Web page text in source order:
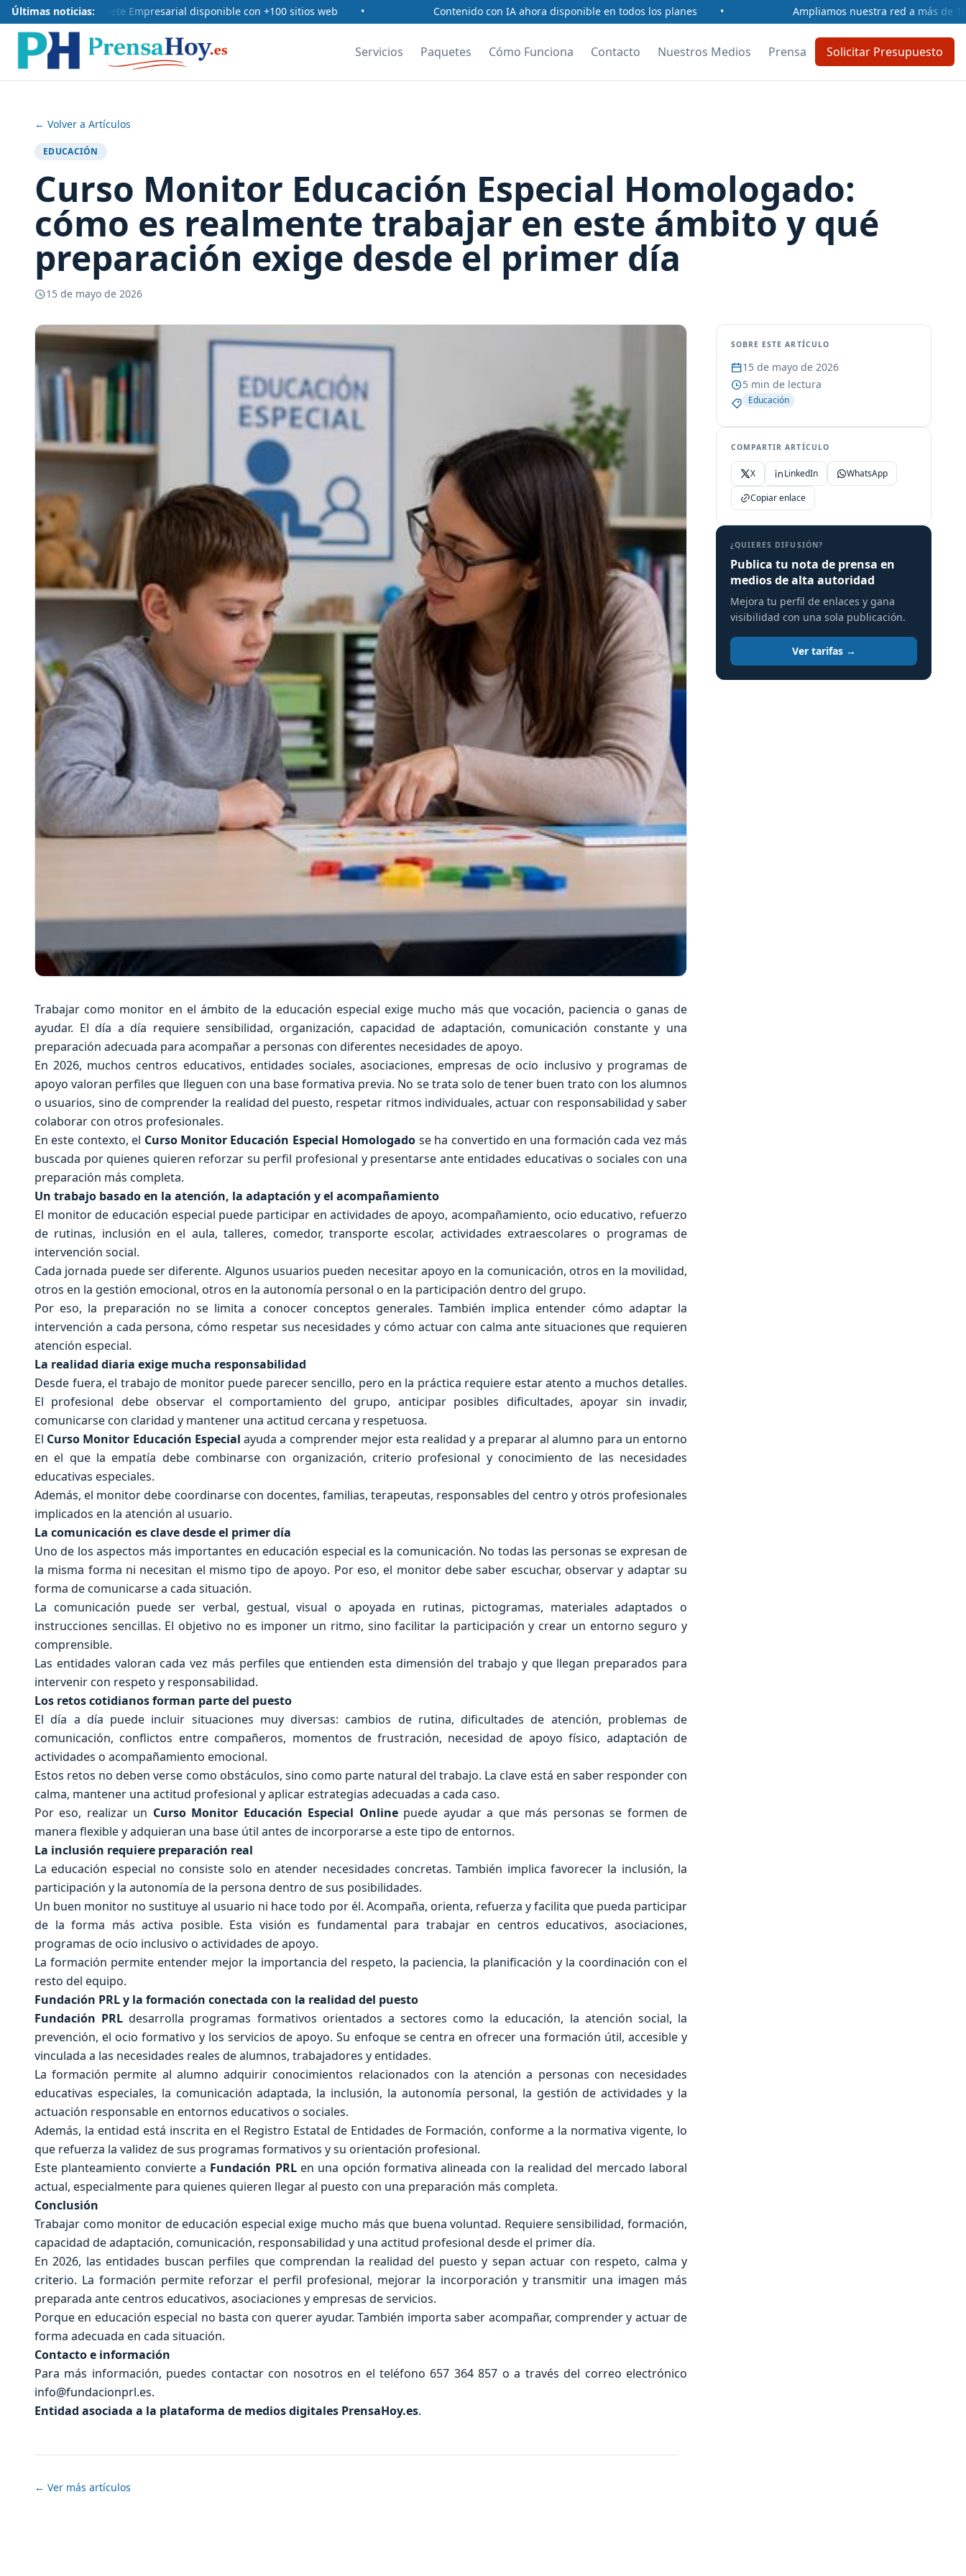
Últimas noticias:
Nuevo paquete Empresarial disponible con +100 sitios web Contenido con IA ahora disponible en todos los planes Ampliamos nuestra red a más de 100
Servicios Paquetes Cómo Funciona Contacto Nuestros Medios Prensa Solicitar Presupuesto
← Volver a Artículos
EDUCACIÓN
Curso Monitor Educación Especial Homologado:
cómo es realmente trabajar en este ámbito y qué
preparación exige desde el primer día
15 de mayo de 2026
Trabajar como monitor en el ámbito de la educación especial exige mucho más que vocación, paciencia o ganas de
ayudar. El día a día requiere sensibilidad, organización, capacidad de adaptación, comunicación constante y una
preparación adecuada para acompañar a personas con diferentes necesidades de apoyo.
En 2026, muchos centros educativos, entidades sociales, asociaciones, empresas de ocio inclusivo y programas de
apoyo valoran perfiles que lleguen con una base formativa previa. No se trata solo de tener buen trato con los alumnos
o usuarios, sino de comprender la realidad del puesto, respetar ritmos individuales, actuar con responsabilidad y saber
colaborar con otros profesionales.
En este contexto, el Curso Monitor Educación Especial Homologado se ha convertido en una formación cada vez más
buscada por quienes quieren reforzar su perfil profesional y presentarse ante entidades educativas o sociales con una
preparación más completa.
Un trabajo basado en la atención, la adaptación y el acompañamiento
El monitor de educación especial puede participar en actividades de apoyo, acompañamiento, ocio educativo, refuerzo
de rutinas, inclusión en el aula, talleres, comedor, transporte escolar, actividades extraescolares o programas de
intervención social.
Cada jornada puede ser diferente. Algunos usuarios pueden necesitar apoyo en la comunicación, otros en la movilidad,
otros en la gestión emocional, otros en la autonomía personal o en la participación dentro del grupo.
Por eso, la preparación no se limita a conocer conceptos generales. También implica entender cómo adaptar la
intervención a cada persona, cómo respetar sus necesidades y cómo actuar con calma ante situaciones que requieren
atención especial.
La realidad diaria exige mucha responsabilidad
Desde fuera, el trabajo de monitor puede parecer sencillo, pero en la práctica requiere estar atento a muchos detalles.
El profesional debe observar el comportamiento del grupo, anticipar posibles dificultades, apoyar sin invadir,
comunicarse con claridad y mantener una actitud cercana y respetuosa.
El Curso Monitor Educación Especial ayuda a comprender mejor esta realidad y a preparar al alumno para un entorno
en el que la empatía debe combinarse con organización, criterio profesional y conocimiento de las necesidades
educativas especiales.
Además, el monitor debe coordinarse con docentes, familias, terapeutas, responsables del centro y otros profesionales
implicados en la atención al usuario.
La comunicación es clave desde el primer día
Uno de los aspectos más importantes en educación especial es la comunicación. No todas las personas se expresan de
la misma forma ni necesitan el mismo tipo de apoyo. Por eso, el monitor debe saber escuchar, observar y adaptar su
forma de comunicarse a cada situación.
La comunicación puede ser verbal, gestual, visual o apoyada en rutinas, pictogramas, materiales adaptados o
instrucciones sencillas. El objetivo no es imponer un ritmo, sino facilitar la participación y crear un entorno seguro y
comprensible.
Las entidades valoran cada vez más perfiles que entienden esta dimensión del trabajo y que llegan preparados para
intervenir con respeto y responsabilidad.
Los retos cotidianos forman parte del puesto
El día a día puede incluir situaciones muy diversas: cambios de rutina, dificultades de atención, problemas de
comunicación, conflictos entre compañeros, momentos de frustración, necesidad de apoyo físico, adaptación de
actividades o acompañamiento emocional.
Estos retos no deben verse como obstáculos, sino como parte natural del trabajo. La clave está en saber responder con
calma, mantener una actitud profesional y aplicar estrategias adecuadas a cada caso.
Por eso, realizar un Curso Monitor Educación Especial Onlinepuede ayudar a que más personas se formen de
manera flexible y adquieran una base útil antes de incorporarse a este tipo de entornos.
La inclusión requiere preparación real
La educación especial no consiste solo en atender necesidades concretas. También implica favorecer la inclusión, la
participación y la autonomía de la persona dentro de sus posibilidades.
Un buen monitor no sustituye al usuario ni hace todo por él. Acompaña, orienta, refuerza y facilita que pueda participar
de la forma más activa posible. Esta visión es fundamental para trabajar en centros educativos, asociaciones,
programas de ocio inclusivo o actividades de apoyo.
La formación permite entender mejor la importancia del respeto, la paciencia, la planificación y la coordinación con el
resto del equipo.
Fundación PRL y la formación conectada con la realidad del puesto
Fundación PRL desarrolla programas formativos orientados a sectores como la educación, la atención social, la
prevención, el ocio formativo y los servicios de apoyo. Su enfoque se centra en ofrecer una formación útil, accesible y
vinculada a las necesidades reales de alumnos, trabajadores y entidades.
La formación permite al alumno adquirir conocimientos relacionados con la atención a personas con necesidades
educativas especiales, la comunicación adaptada, la inclusión, la autonomía personal, la gestión de actividades y la
actuación responsable en entornos educativos o sociales.
Además, la entidad está inscrita en el Registro Estatal de Entidades de Formación, conforme a la normativa vigente, lo
que refuerza la validez de sus programas formativos y su orientación profesional.
Este planteamiento convierte a Fundación PRLen una opción formativa alineada con la realidad del mercado laboral
actual, especialmente para quienes quieren llegar al puesto con una preparación más completa.
Conclusión
Trabajar como monitor de educación especial exige mucho más que buena voluntad. Requiere sensibilidad, formación,
capacidad de adaptación, comunicación, responsabilidad y una actitud profesional desde el primer día.
En 2026, las entidades buscan perfiles que comprendan la realidad del puesto y sepan actuar con respeto, calma y
criterio. La formación permite reforzar el perfil profesional, mejorar la incorporación y transmitir una imagen más
preparada ante centros educativos, asociaciones y empresas de servicios.
Porque en educación especial no basta con querer ayudar. También importa saber acompañar, comprender y actuar de
forma adecuada en cada situación.
Contacto e información
Para más información, puedes contactar con nosotros en el teléfono 657 364 857 o a través del correo electrónico
info@fundacionprl.es.
Entidad asociada a la plataforma de medios digitales PrensaHoy.es.
SOBRE ESTE ARTÍCULO
15 de mayo de 2026
5 min de lectura
Educación
COMPARTIR ARTÍCULO
X LinkedIn
WhatsApp
Copiar enlace
¿QUIERES DIFUSIÓN?
Publica tu nota de prensa en
medios de alta autoridad
Mejora tu perfil de enlaces y gana
visibilidad con una sola publicación.
Ver tarifas →
← Ver más artículos